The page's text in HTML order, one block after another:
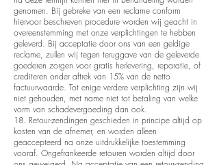
genomen. Bij gebreke van een reclame conform
hiervoor beschreven procedure worden wij geacht in
overeenstemming met onze verplichtingen te hebben
geleverd. Bij acceptatie door ons van een geldige
reclame, zullen wij tegen teruggave van de geleverde
goederen zorgen voor gratis herlevering, reparatie, of
crediteren onder aftrek van 15% van de netto
factuurwaarde. Tot enige verdere verplichting zijn wij
niet gehouden, met name niet tot betaling van welke
vorm van schadevergoeding dan ook.
18. Retour-zendingen geschieden in principe altijd op
kosten van de afnemer, en worden alleen
geaccepteerd na onze uitdrukkelijke toestemming
vooraf. Ongefrankeerde retouren worden altijd door